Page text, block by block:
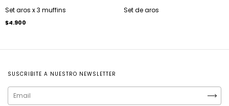
Set aros x 3 muffins
$4.900
Set de aros
SUSCRIBITE A NUESTRO NEWSLETTER